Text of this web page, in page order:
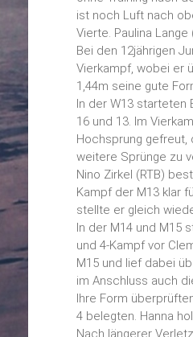
ist noch Luft nach
Vierte. Paulina
Bei den 12jährigen
Vierkampf, wobei er
1,44m seine gute
In der W13 starteten
16 und 13. Im
Hochsprung
weitere Sprünge zu
Nino Zirkel (RTB)
Kampf der M13 klar
stellte er gleich
In der M14 und M15
und 4-Kampf vor
M15 und lief dabei
im Anschluss auch
Ihre Form
4 belegten. Hanna